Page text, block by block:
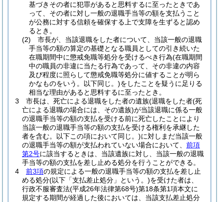
基づきその者に犯罪があると思料するに至ったときであ
って、その者に対し一般の退職手当等の額を支払うこと
が公務に対する信頼を確保する上で支障を生ずると認め
るとき。
(2)
市長が、当該退職をした者について、当該一般の退職
手当等の額の算定の基礎となる職員としての引き続いた
在職期間中に懲戒免職等処分を受けるべき行為(在職期間
中の職員の非違に当たる行為であって、その非違の内容
及び程度に照らして懲戒免職等処分に値することが明ら
かなものをいう。以下同じ。)をしたことを疑うに足りる
相当な理由があると思料するに至ったとき。
3
市長は、死亡による退職をした者の遺族(退職をした者(死
亡による退職の場合には、その遺族)が当該退職に係る一般
の退職手当等の額の支払を受ける前に死亡したことにより
当該一般の退職手当等の額の支払を受ける権利を承継した
者を含む。以下この項において同じ。)に対しまだ当該一般
の退職手当等の額が支払われていない場合において、 前項
第2号に該当するときは、当該遺族に対し、当該一般の退職
手当等の額の支払を差し止める処分を行うことができる。
4
前3項の規定による一般の退職手当等の額の支払を差し止
める処分(以下「支払差止処分」という。)を受けた者は、
行政不服審査法(平成26年法律第68号)第18条第1項本文に
規定する期間が経過した後においては、当該支払差止処分